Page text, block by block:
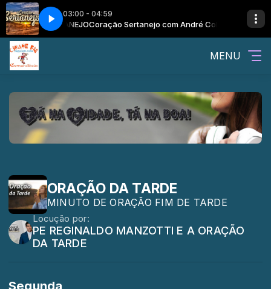
03:00 - 04:59
SERTANEJOCoração Sertanejo com André Colate e o
MENU
ORAÇÃO DA TARDE
MINUTO DE ORAÇÃO FIM DE TARDE
Locução por:
PE REGINALDO MANZOTTI E A ORAÇÃO
DA TARDE
Segunda